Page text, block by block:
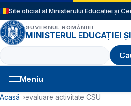
Sari la conținutul principal
Site oficial al Ministerului Educației și
GUVERNUL ROMÂNIEI
MINISTERUL EDUCAȚIEI
Caută
Meniu
Navigație principală
Cale de navigare
Acasă evaluare activitate CSU